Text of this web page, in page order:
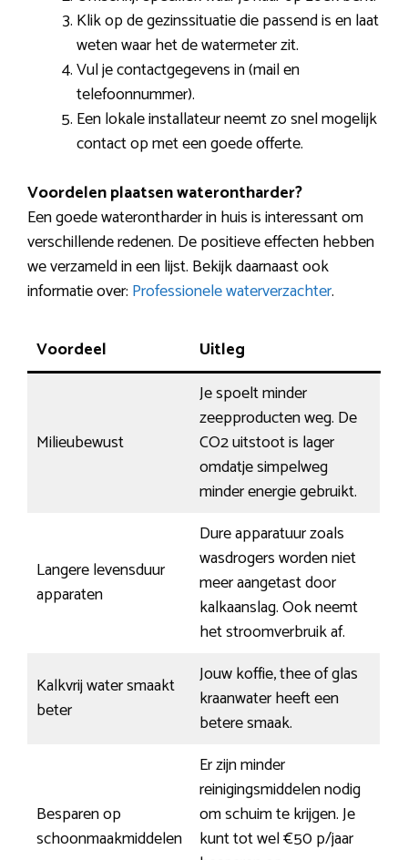
Klik op de gezinssituatie die passend is en laat
weten waar het de watermeter zit.
Vul je contactgegevens in (mail en
telefoonnummer).
Een lokale installateur neemt zo snel mogelijk
contact op met een goede offerte.
Voordelen plaatsen waterontharder?
Een goede waterontharder in huis is interessant om
verschillende redenen. De positieve effecten hebben
we verzameld in een lijst. Bekijk daarnaast ook
informatie over: Professionele waterverzachter.
Voordeel Uitleg
Milieubewust
Je spoelt minder
zeepproducten weg. De
CO2 uitstoot is lager
omdatje simpelweg
minder energie gebruikt.
Langere levensduur
apparaten
Dure apparatuur zoals
wasdrogers worden niet
meer aangetast door
kalkaanslag. Ook neemt
het stroomverbruik af.
Kalkvrij water smaakt
beter
Jouw koffie, thee of glas
kraanwater heeft een
betere smaak.
Besparen op
schoonmaakmiddelen
Er zijn minder
reinigingsmiddelen nodig
om schuim te krijgen. Je
kunt tot wel €50 p/jaar